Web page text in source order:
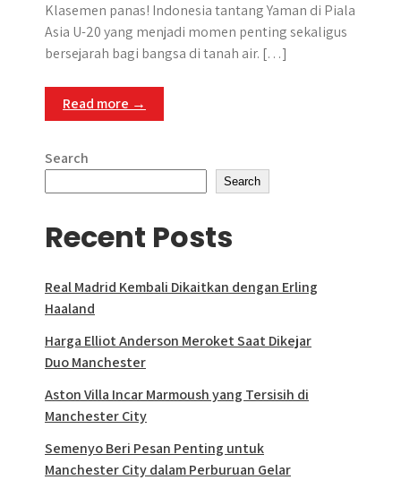
Klasemen panas! Indonesia tantang Yaman di Piala
Asia U-20 yang menjadi momen penting sekaligus
bersejarah bagi bangsa di tanah air. […]
Read more →
Search
Search
Recent Posts
Real Madrid Kembali Dikaitkan dengan Erling
Haaland
Harga Elliot Anderson Meroket Saat Dikejar
Duo Manchester
Aston Villa Incar Marmoush yang Tersisih di
Manchester City
Semenyo Beri Pesan Penting untuk
Manchester City dalam Perburuan Gelar